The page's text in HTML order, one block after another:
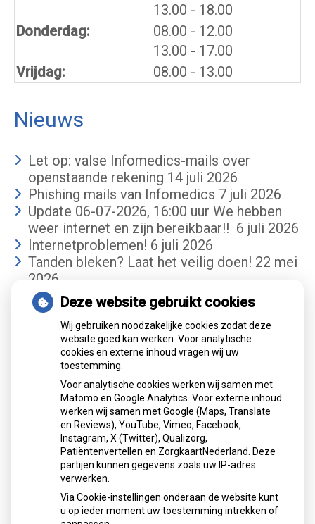
13.00 tot
- 18.00
Donderdag:
08.00 tot
- 12.00
13.00 tot
- 17.00
Vrijdag:
08.00 - 13.00
Nieuws
Let op: valse Infomedics-mails over
openstaande rekening 14 juli 2026
Phishing mails van Infomedics 7 juli 2026
Update 06-07-2026, 16:00 uur We hebben
weer internet en zijn bereikbaar!! 6 juli 2026
Internetproblemen! 6 juli 2026
Tanden bleken? Laat het veilig doen! 22 mei
2026
Gemiddelde cijfer
Mondzorgcentrumis gewaardeerd op
ZorgkaartNederland.
Bekijk alle waarderingen
Deze website gebruikt cookies
Wij gebruiken noodzakelijke cookies zodat deze
website goed kan werken. Voor analytische
cookies en externe inhoud vragen wij uw
toestemming.
Voor analytische cookies werken wij samen met
Matomo en Google Analytics. Voor externe inhoud
werken wij samen met Google (Maps, Translate
en Reviews), YouTube, Vimeo, Facebook,
Instagram, X (Twitter), Qualizorg,
Patiëntenvertellen en ZorgkaartNederland. Deze
partijen kunnen gegevens zoals uw IP-adres
verwerken.
Via Cookie-instellingen onderaan de website kunt
u op ieder moment uw toestemming intrekken of